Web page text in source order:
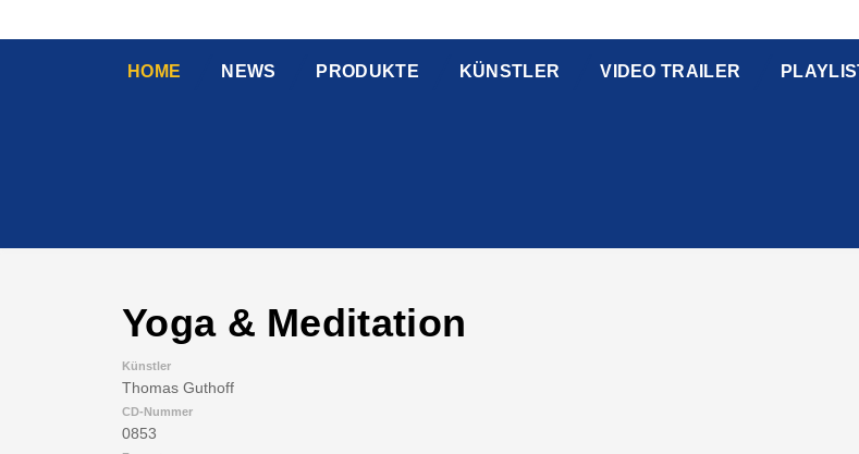
HOME NEWS PRODUKTE KÜNSTLER VIDEO TRAILER
Yoga & Meditation
Künstler
Thomas Guthoff
CD-Nummer
0853